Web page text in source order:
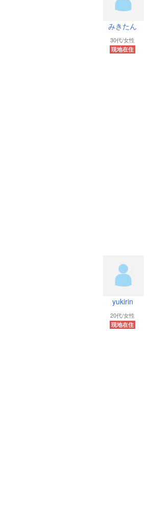
みきたん
30代/女性
現地在住
yukirin
20代/女性
現地在住